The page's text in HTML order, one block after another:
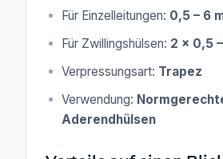
Für Einzelleitungen: 0,5 – 6
Für Zwillingshülsen: 2 x 0,5
Verpressungsart: Trapez
Verwendung:
Aderendhülsen